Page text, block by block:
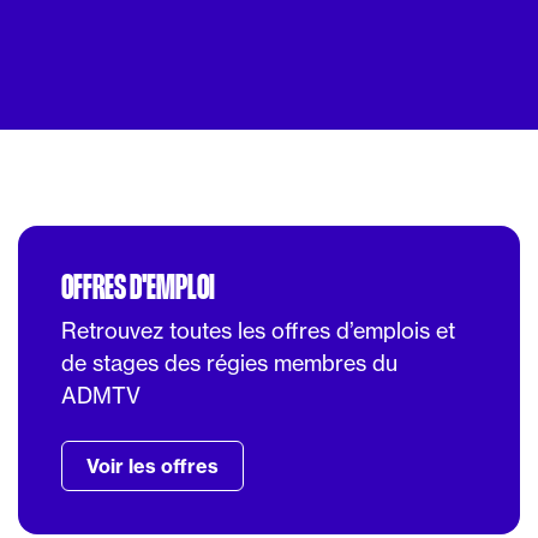
OFFRES D'EMPLOI
Retrouvez toutes les offres d’emplois et
de stages des régies membres du
ADMTV
Voir les offres